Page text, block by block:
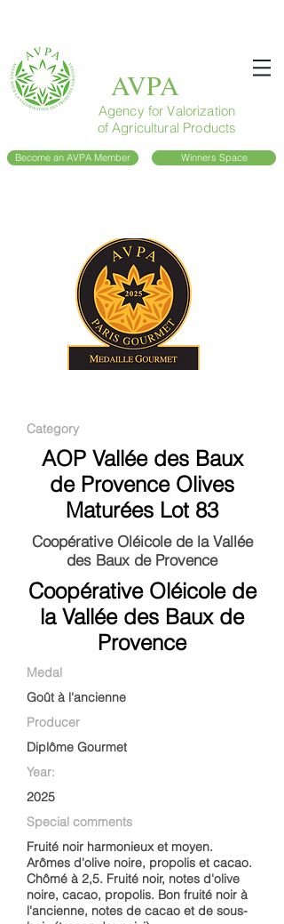
AVPA
Agency for Valorization
of Agricultural Products
Become an AVPA Member Winners Space
Category
AOP Vallée des Baux
de Provence Olives
Maturées Lot 83
Coopérative Oléicole de la Vallée
des Baux de Provence
Coopérative Oléicole de
la Vallée des Baux de
Provence
Medal
Goût à l'ancienne
Producer
Diplôme Gourmet
Year:
2025
Special comments
Fruité noir harmonieux et moyen.
Arômes d'olive noire, propolis et cacao.
Chômé à 2,5. Fruité noir, notes d'olive
noire, cacao, propolis. Bon fruité noir à
l'ancienne, notes de cacao et de sous-